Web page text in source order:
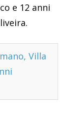
e 12 anni
Villa